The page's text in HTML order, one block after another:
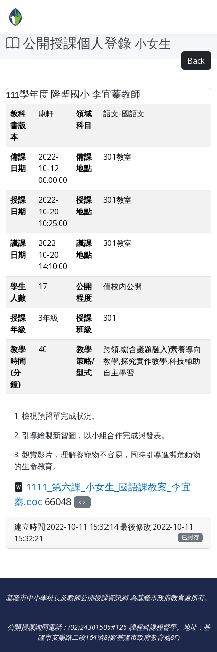
公開授課個人登錄 小女生
Back
111學年度 隆聖國小 李宜蓁教師
教科
書版
本
康軒
領域
科目
語文-國語文
備課
日期
2022-
10-12
00:00:00
備課
地點
301教室
授課
日期
2022-
10-20
10:25:00
授課
地點
301教室
議課
日期
2022-
10-20
14:10:00
議課
地點
301教室
學生
人數
17
公開
程度
僅校內公開
授課
年級
3年級
授課
班級
301
教學
時間
(分
鐘)
40
教學
策略/
型式
跨領域(含議題融入)素養導向
教學,探究實作教學,科技輔助
自主學習
1. 檢視預習單完成狀況。
2. 引導繪製新智圖，以小組合作完成與發表。
3. 觀賞影片，理解養寵物不容易，同時引導進瀕危動物
的生命教育。
1111_第六課_小女生_國語課教案_李宜
蓁.doc 66048
建立時間:2022-10-11 15:32:14 最後修改:2022-10-11
15:32:21
已封存
基隆市中小學校長及教師公開授課資訊網 為基隆巿政府教育處所有。
公開授課詢問電話：(02)24301505#126-課程科課程督學。 地址：基
隆市安樂路二段164號8樓(基隆市政府教育處8F)